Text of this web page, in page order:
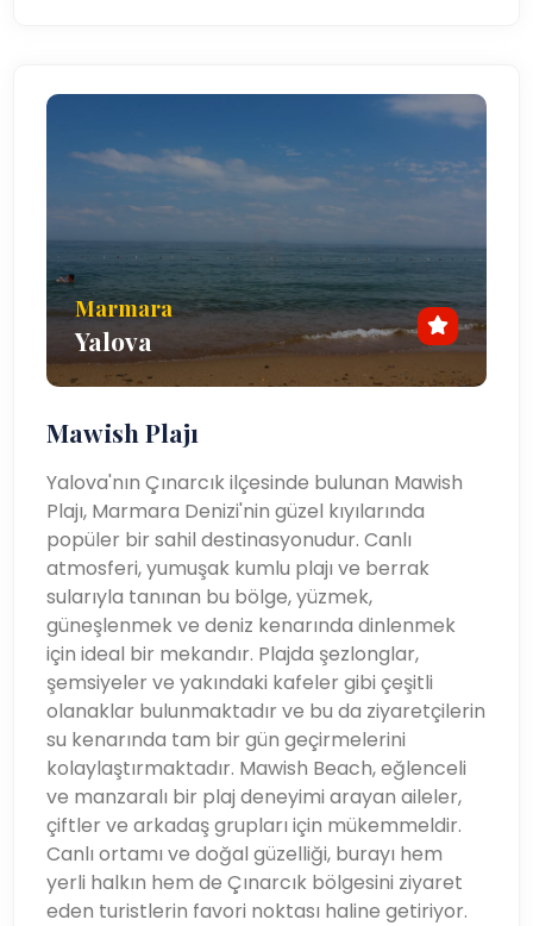
Marmara
Yalova
Mawish Plajı
Yalova'nın Çınarcık ilçesinde bulunan Mawish
Plajı, Marmara Denizi'nin güzel kıyılarında
popüler bir sahil destinasyonudur. Canlı
atmosferi, yumuşak kumlu plajı ve berrak
sularıyla tanınan bu bölge, yüzmek,
güneşlenmek ve deniz kenarında dinlenmek
için ideal bir mekandır. Plajda şezlonglar,
şemsiyeler ve yakındaki kafeler gibi çeşitli
olanaklar bulunmaktadır ve bu da ziyaretçilerin
su kenarında tam bir gün geçirmelerini
kolaylaştırmaktadır. Mawish Beach, eğlenceli
ve manzaralı bir plaj deneyimi arayan aileler,
çiftler ve arkadaş grupları için mükemmeldir.
Canlı ortamı ve doğal güzelliği, burayı hem
yerli halkın hem de Çınarcık bölgesini ziyaret
eden turistlerin favori noktası haline getiriyor.